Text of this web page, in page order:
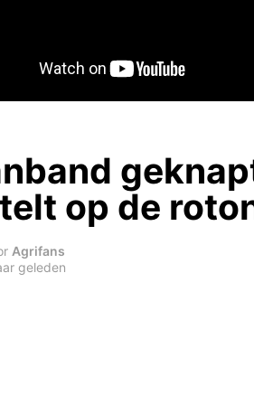
op de
Agrifans
geleden